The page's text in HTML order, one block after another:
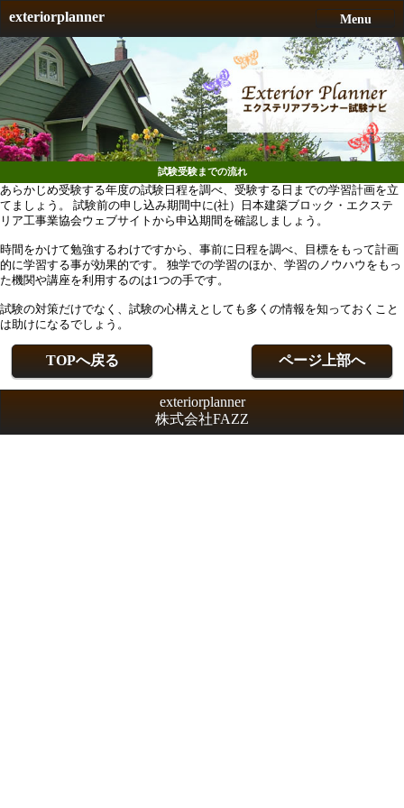
exteriorplanner Menu
試験受験までの流れ
あらかじめ受験する年度の試験日程を調べ、受験する日までの学習計画を立
てましょう。 試験前の申し込み期間中に(社）日本建築ブロック・エクステ
リア工事業協会ウェブサイトから申込期間を確認しましょう。
時間をかけて勉強するわけですから、事前に日程を調べ、目標をもって計画
的に学習する事が効果的です。 独学での学習のほか、学習のノウハウをもっ
た機関や講座を利用するのは1つの手です。
試験の対策だけでなく、試験の心構えとしても多くの情報を知っておくこと
は助けになるでしょう。
TOPへ戻る ページ上部へ
exteriorplanner
株式会社FAZZ